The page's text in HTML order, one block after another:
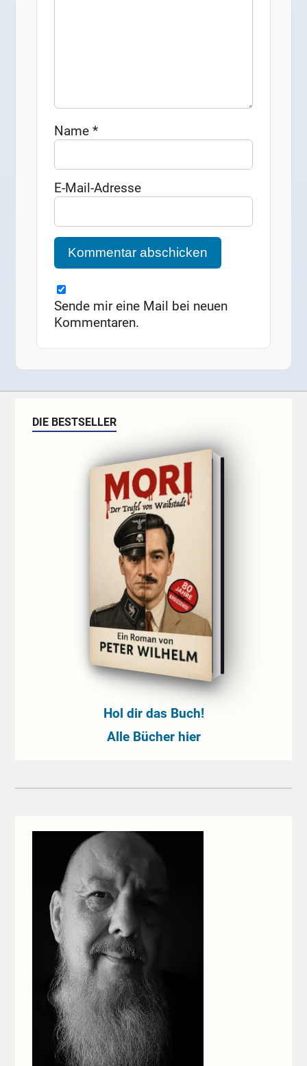
Name*
E-Mail-Adresse
Sende mir eine Mail bei neuen
Kommentaren.
DIE BESTSELLER
Hol dir das Buch!
Alle Bücher hier